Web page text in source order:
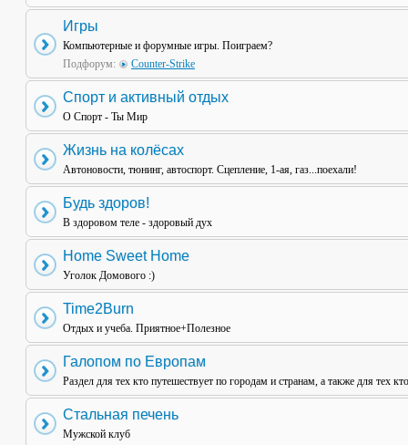
Игры
Компьютерные и форумные игры. Поиграем?
Подфорум:
Counter-Strike
Спорт и активный отдых
О Спорт - Ты Мир
Жизнь на колёсах
Автоновости, тюнинг, автоспорт. Сцепление, 1-ая, газ...поехали!
Будь здоров!
В здоровом теле - здоровый дух
Home Sweet Home
Уголок Домового :)
Time2Burn
Отдых и учеба. Приятное+Полезное
Галопом по Европам
Раздел для тех кто путешествует по городам и странам, а также для тех
Стальная печень
Мужской клуб